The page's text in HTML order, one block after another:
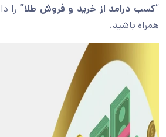
“کسب درامد از خرید و فروش طلا”را
همراه باشید.